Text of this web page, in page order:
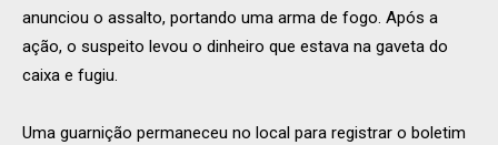
anunciou o assalto, portando uma arma de fogo. Após a
ação, o suspeito levou o dinheiro que estava na gaveta do
caixa e fugiu.
Uma guarnição permaneceu no local para registrar o boletim